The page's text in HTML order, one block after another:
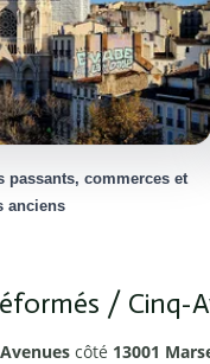
passants, commerces et
anciens
/ Cinq-
côté 13001